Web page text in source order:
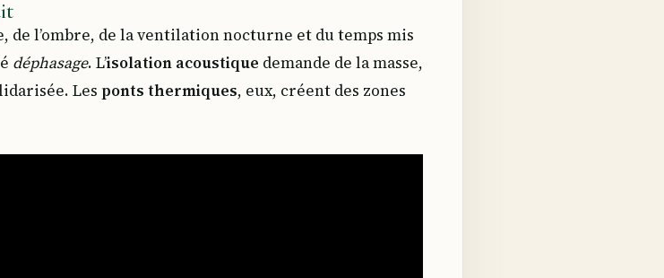
de l’ombre, de la ventilation nocturne et du temps mis
déphasage. L’isolation acoustique demande de la masse,
Les ponts thermiques, eux, créent des zones